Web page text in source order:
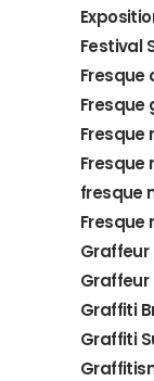
Festival
Fresque
Fresque
Fresque
fresque
Fresque
Graffeur
Graffiti
Graffiti